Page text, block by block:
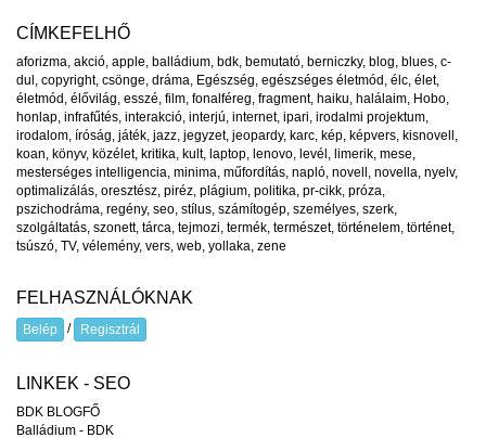
CÍMKEFELHŐ
aforizma akció apple balládium bdk bemutató berniczky, blog blues c-
dul copyright, csönge dráma Egészség egészséges életmód élc élet,
életmód élővilág esszé film fonalféreg fragment, haiku halálaim Hobo
honlap infrafűtés interakció interjú internet, ipari irodalmi projektum
irodalom íróság játék jazz jegyzet, jeopardy, karc kép képvers kisnovell
koan könyv, közélet, kritika kult, laptop lenovo levél limerik mese
mesterséges intelligencia minima műfordítás napló novell novella nyelv,
optimalizálás oresztész piréz plágium politika pr-cikk próza
pszichodráma regény, seo stílus számítogép személyes szerk
szolgáltatás szonett, tárca tejmozi termék természet, történelem történet,
tsúszó TV, vélemény, vers web yollaka zene
FELHASZNÁLÓKNAK
Belép / Regisztrál
LINKEK - SEO
BDK BLOGFŐ
Balládium - BDK